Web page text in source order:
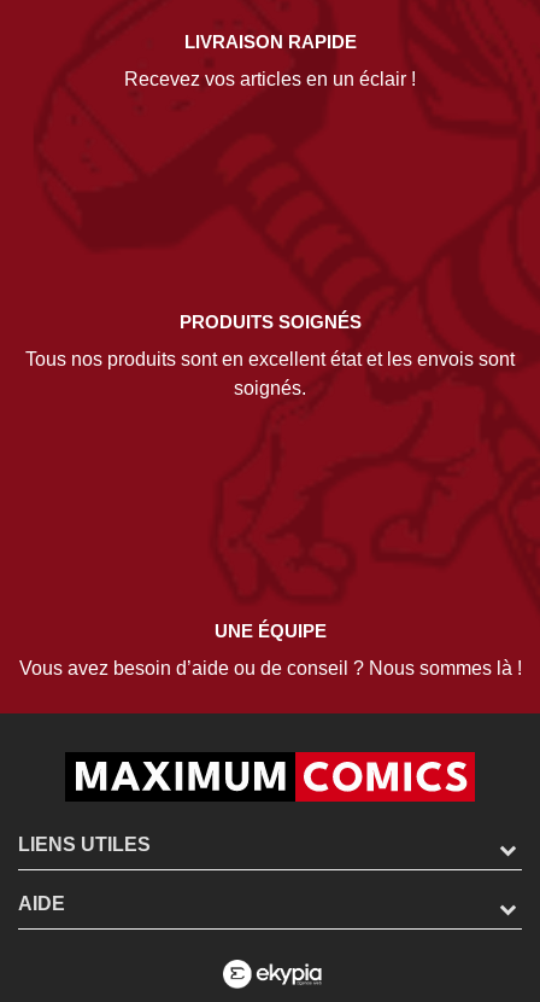
LIVRAISON RAPIDE
Recevez vos articles en un éclair !
PRODUITS SOIGNÉS
Tous nos produits sont en excellent état et les envois sont
soignés.
UNE ÉQUIPE
Vous avez besoin d’aide ou de conseil ? Nous sommes là !
LIENS UTILES
AIDE